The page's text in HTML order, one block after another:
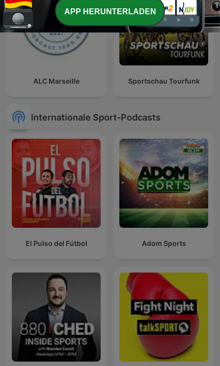
ALC Marseille Sportschau Tourfunk
Internationale Sport-Podcasts
El Pulso del Fútbol Adom Sports
APP HERUNTERLADEN